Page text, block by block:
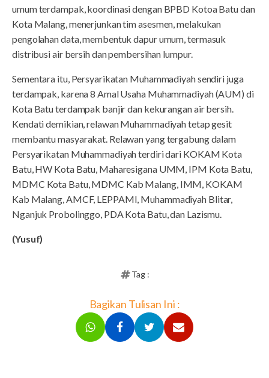
umum terdampak, koordinasi dengan BPBD Kotoa Batu dan
Kota Malang, menerjunkan tim asesmen, melakukan
pengolahan data, membentuk dapur umum, termasuk
distribusi air bersih dan pembersihan lumpur.
Sementara itu, Persyarikatan Muhammadiyah sendiri juga
terdampak, karena 8 Amal Usaha Muhammadiyah (AUM) di
Kota Batu terdampak banjir dan kekurangan air bersih.
Kendati demikian, relawan Muhammadiyah tetap gesit
membantu masyarakat. Relawan yang tergabung dalam
Persyarikatan Muhammadiyah terdiri dari KOKAM Kota
Batu, HW Kota Batu, Maharesigana UMM, IPM Kota Batu,
MDMC Kota Batu, MDMC Kab Malang, IMM, KOKAM
Kab Malang, AMCF, LEPPAMI, Muhammadiyah Blitar,
Nganjuk Probolinggo, PDA Kota Batu, dan Lazismu.
(Yusuf)
Tag :
Bagikan Tulisan Ini :